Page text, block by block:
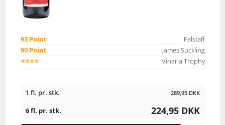
93 Point
Falstaff
90 Point
James Suckling
⭐⭐⭐⭐
Vinaria Trophy
1 fl. pr. stk. 289,95 DKK
6 fl. pr. stk. 224,95 DKK